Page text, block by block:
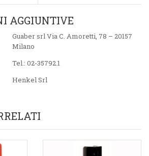
AGGIUNTIVE
Guaber srl Via C. Amoretti, 78 – 20157
Milano
Tel.: 02-35792.1
Henkel Srl